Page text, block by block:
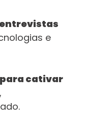
entrevistas
e
cativar
,